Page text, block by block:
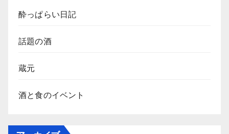
酔っぱらい日記
話題の酒
蔵元
酒と食のイベント